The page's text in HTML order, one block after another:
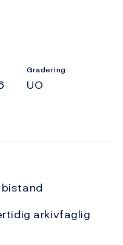
Gradering:
UO
arkivfaglig